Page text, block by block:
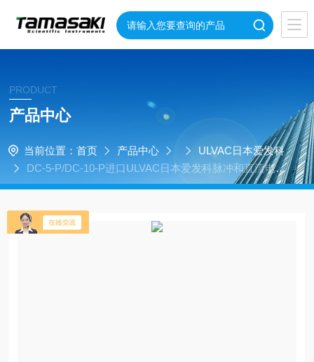
PRODUCT
产品中心
当前位置： 首页 产品中心
ULVAC日本爱发科
DC-5-P/DC-10-P进口ULVAC日本爱发科脉冲和直流电源
系统